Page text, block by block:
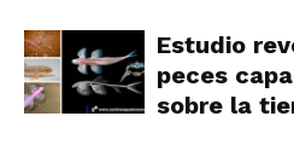
Estudio
peces
sobre la